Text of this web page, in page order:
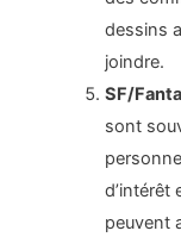
dessins
joindre.
SF/
sont
d’intérêt
peuvent